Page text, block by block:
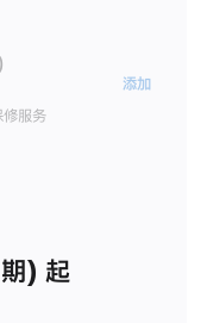
修服务
添加
) 起